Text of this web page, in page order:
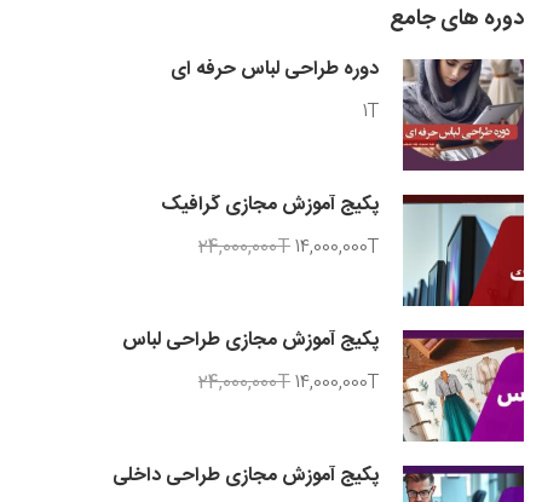
دوره های جامع
دوره طراحی لباس حرفه ای
1T
پکیج آموزش مجازی گرافیک
24,000,000T14,000,000T
پکیج آموزش مجازی طراحی لباس
24,000,000T14,000,000T
پکیج آموزش مجازی طراحی داخلی